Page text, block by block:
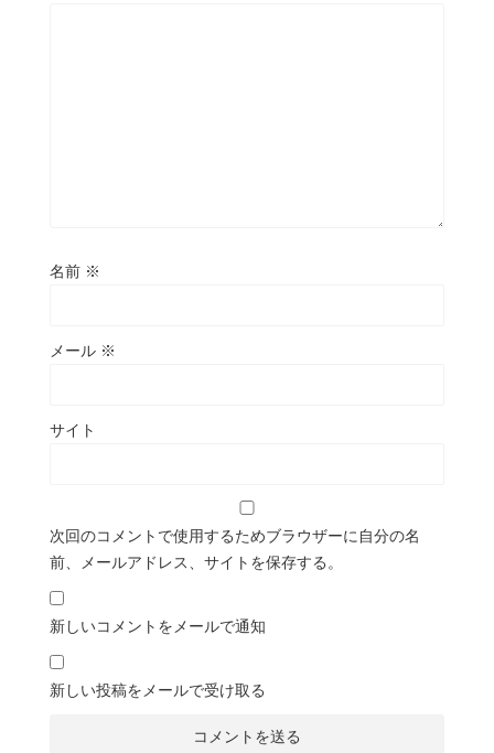
名前 ※
メール ※
サイト
次回のコメントで使用するためブラウザーに自分の名
前、メールアドレス、サイトを保存する。
新しいコメントをメールで通知
新しい投稿をメールで受け取る